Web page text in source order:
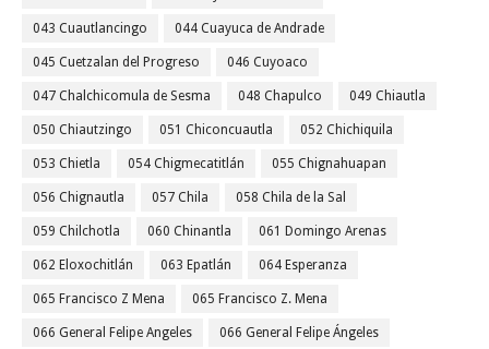
043 Cuautlancingo 044 Cuayuca de Andrade
045 Cuetzalan del Progreso 046 Cuyoaco
047 Chalchicomula de Sesma 048 Chapulco 049 Chiautla
050 Chiautzingo 051 Chiconcuautla 052 Chichiquila
053 Chietla 054 Chigmecatitlán 055 Chignahuapan
056 Chignautla 057 Chila 058 Chila de la Sal
059 Chilchotla 060 Chinantla 061 Domingo Arenas
062 Eloxochitlán 063 Epatlán 064 Esperanza
065 Francisco Z Mena 065 Francisco Z. Mena
066 General Felipe Angeles 066 General Felipe Ángeles